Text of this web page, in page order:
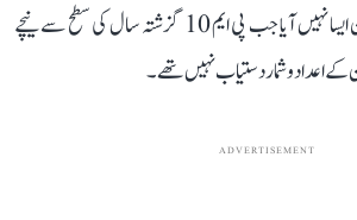
اعداد و شمار میں ایک بھی دن ایسا نہیں آیا جب پی ایم 10 گزشتہ سال کی سطح سے نیچے
کے اعداد و شمار دستیاب نہیں تھے۔
ADVERTISEMENT